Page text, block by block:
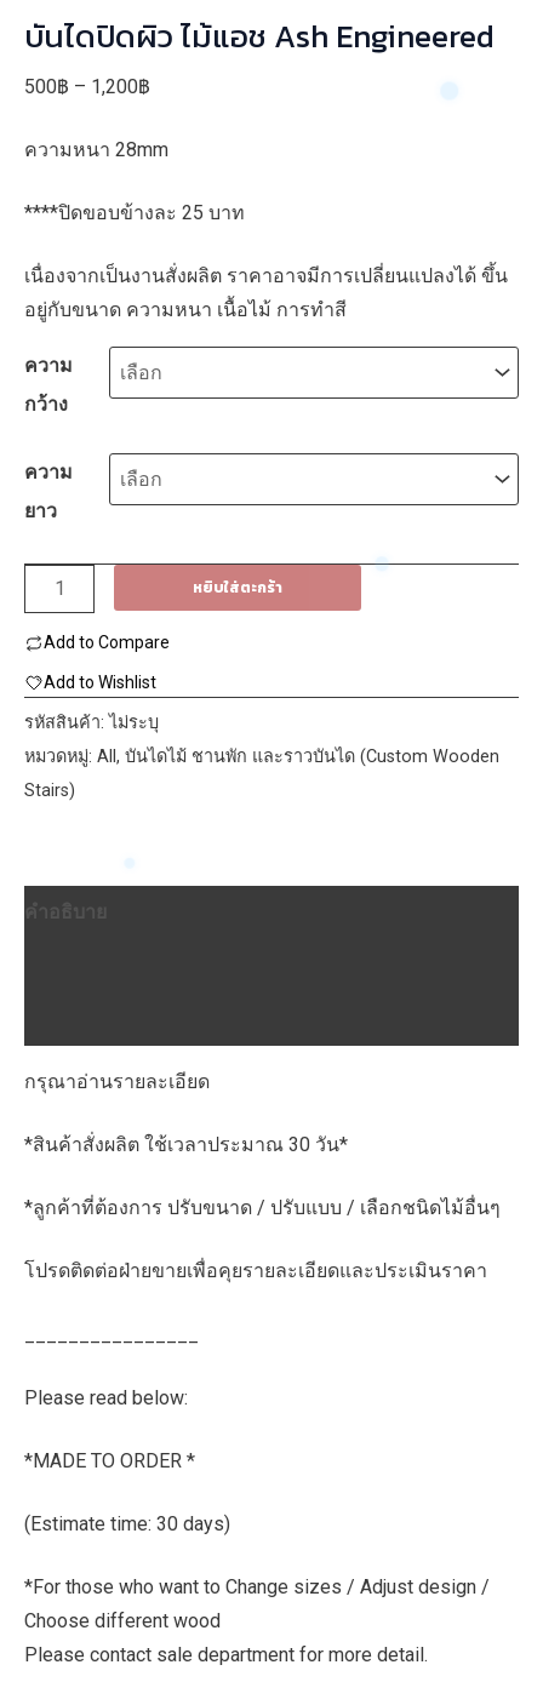
บันไดปิดผิว ไม้แอช Ash Engineered
500฿ – 1,200฿
500฿
1,200฿
ความหนา 28mm
****ปิดขอบข้างละ 25 บาท
เนื่องจากเป็นงานสั่งผลิต ราคาอาจมีการเปลี่ยนแปลงได้ ขึ้น
อยู่กับขนาด ความหนา เนื้อไม้ การทำสี
ความ
กว้าง
ความ
ยาว
จำนวน
บันได
ปิด
ผิว
ไม้
แอช
Ash
หยิบใส่ตะกร้า
Add to Compare
Add to Wishlist
รหัสสินค้า:ไม่ระบุ
หมวดหมู่: All , บันไดไม้ ชานพัก และราวบันได (Custom Wooden
Stairs)
คำอธิบาย
กรุณาอ่านรายละเอียด
*สินค้าสั่งผลิต ใช้เวลาประมาณ 30 วัน*
*ลูกค้าที่ต้องการ ปรับขนาด / ปรับแบบ / เลือกชนิดไม้อื่นๆ
โปรดติดต่อฝ่ายขายเพื่อคุยรายละเอียดและประเมินราคา
Please read below:
*MADE TO ORDER *
(Estimate time: 30 days)
*For those who want to Change sizes / Adjust design /
Choose different wood
Please contact sale department for more detail.